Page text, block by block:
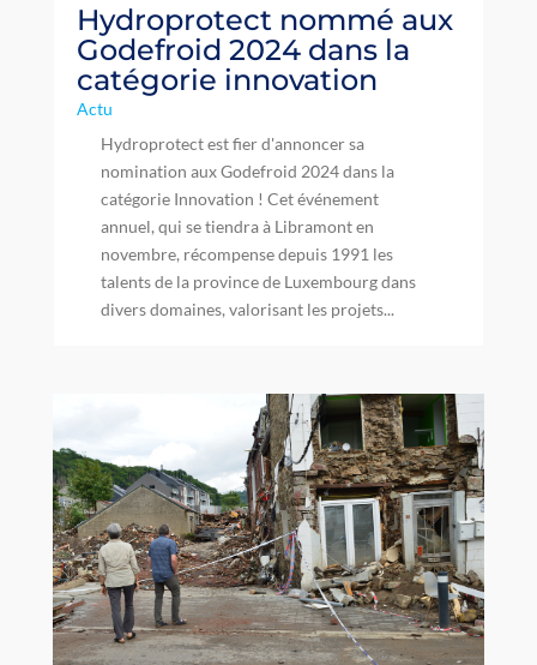
Hydroprotect nommé aux
Godefroid 2024 dans la
catégorie innovation
Actu
Hydroprotect est fier d'annoncer sa
nomination aux Godefroid 2024 dans la
catégorie Innovation ! Cet événement
annuel, qui se tiendra à Libramont en
novembre, récompense depuis 1991 les
talents de la province de Luxembourg dans
divers domaines, valorisant les projets...